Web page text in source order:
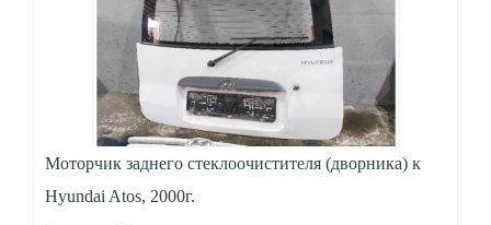
Моторчик заднего стеклоочистителя (дворника) к
Hyundai Atos, 2000г.